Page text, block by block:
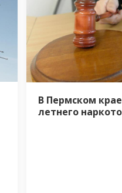
В Пермском
летнего